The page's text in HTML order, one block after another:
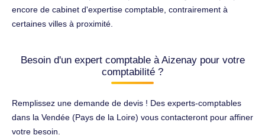
encore de cabinet d'expertise comptable, contrairement à
certaines villes à proximité.
Besoin d'un expert comptable à Aizenay pour votre
comptabilité ?
Remplissez une demande de devis ! Des experts-comptables
dans la Vendée (Pays de la Loire) vous contacteront pour affiner
votre besoin.